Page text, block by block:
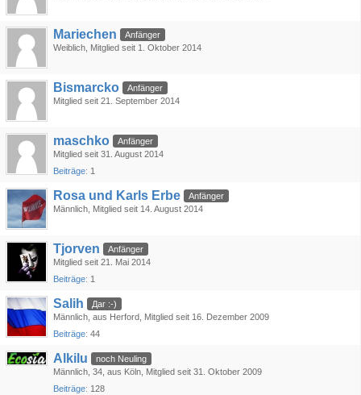
Mariechen
Anfänger
Weiblich Mitglied seit 1. Oktober 2014
Bismarcko
Anfänger
Mitglied seit 21. September 2014
maschko
Anfänger
Mitglied seit 31. August 2014
Beiträge 1
Rosa und Karls Erbe
Anfänger
Männlich Mitglied seit 14. August 2014
Tjorven
Anfänger
Mitglied seit 21. Mai 2014
Beiträge 1
Salih
Даг :-)
Männlich aus Herford Mitglied seit 16. Dezember 2009
Beiträge 44
Alkilu
noch Neuling
Männlich 34 aus Köln Mitglied seit 31. Oktober 2009
Beiträge 128